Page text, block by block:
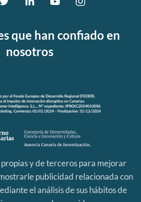
que han confiado en
nosotros
y de terceros para mejorar
publicidad relacionada con
el análisis de sus hábitos de